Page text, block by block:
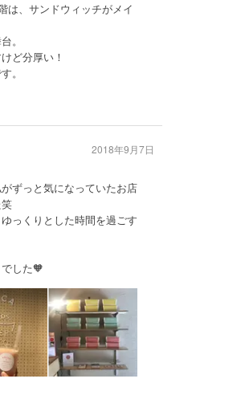
は、サンドウィッチがメイ
。
ど分厚い！
。
ずっと気になっていたお店
っくりとした時間を過ごす
した🧡
2018年9月7日